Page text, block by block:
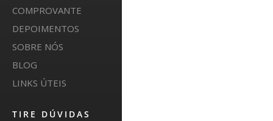
COMPROVANTE
DEPOIMENTOS
SOBRE NÓS
BLOG
LINKS ÚTEIS
TIRE DÚVIDAS